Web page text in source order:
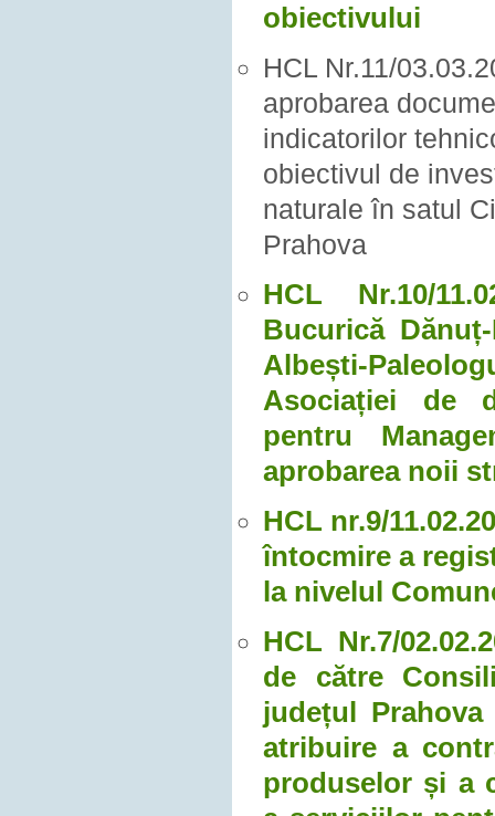
obiectivului
HCL Nr.11/
aprobarea
indicatorilor
obiectivul de
naturale în satul
Prahova
HCL Nr.10/
Bucurică
Albești-
Asociației de
pentru
aprobarea noii
HCL nr.9/
întocmire a
la nivelul
HCL Nr.7/
de către
județul
atribuire a
produselor și a